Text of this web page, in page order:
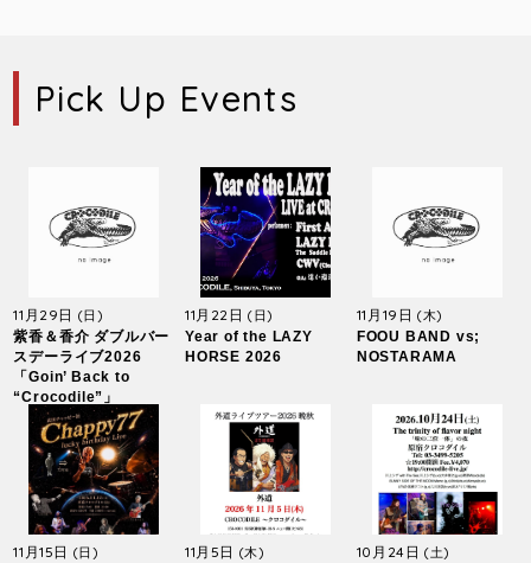
Pick Up Events
11月29日 (日)
紫香＆香介 ダブルバー
スデーライブ2026
「Goin’ Back to
“Crocodile”」
11月22日(日)
Year of the LAZY
HORSE 2026
11月19日 (木)
FOOU BAND vs;
NOSTARAMA
11月15日 (日)
11月5日 (木)
10月24日 (土)